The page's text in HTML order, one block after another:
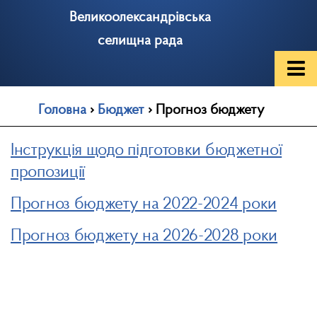
Великоолександрівська
селищна рада
Головна › Бюджет › Прогноз бюджету
Інструкція щодо підготовки бюджетної
пропозиції
Прогноз бюджету на 2022-2024 роки
Прогноз бюджету на 2026-2028 роки